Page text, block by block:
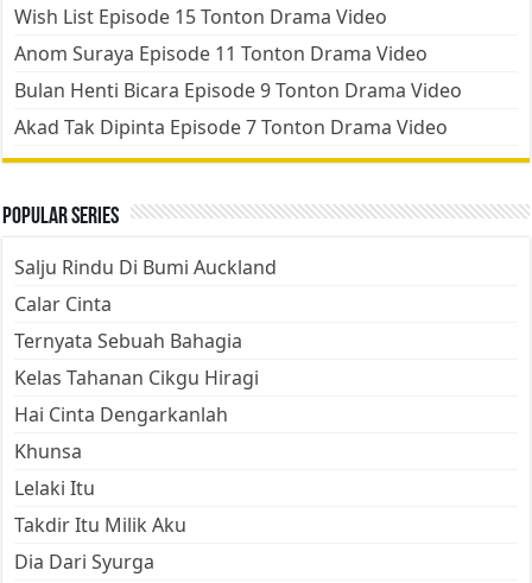
Wish List Episode 15 Tonton Drama Video
Anom Suraya Episode 11 Tonton Drama Video
Bulan Henti Bicara Episode 9 Tonton Drama Video
Akad Tak Dipinta Episode 7 Tonton Drama Video
Popular Series
Salju Rindu Di Bumi Auckland
Calar Cinta
Ternyata Sebuah Bahagia
Kelas Tahanan Cikgu Hiragi
Hai Cinta Dengarkanlah
Khunsa
Lelaki Itu
Takdir Itu Milik Aku
Dia Dari Syurga